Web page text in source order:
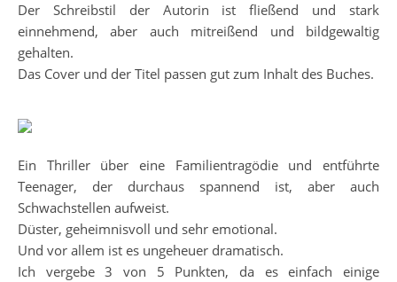
Der Schreibstil der Autorin ist fließend und stark
einnehmend, aber auch mitreißend und bildgewaltig
gehalten.
Das Cover und der Titel passen gut zum Inhalt des Buches.
Ein Thriller über eine Familientragödie und entführte
Teenager, der durchaus spannend ist, aber auch
Schwachstellen aufweist.
Düster, geheimnisvoll und sehr emotional.
Und vor allem ist es ungeheuer dramatisch.
Ich vergebe 3 von 5 Punkten, da es einfach einige